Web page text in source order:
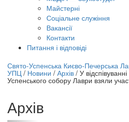
Майстерні
Соціальне служіння
Вакансії
Контакти
Питання і відповіді
трансляція |
12 вересня
трансляції
Свято-Успенська Києво-Печерська
УПЦ / Новини / Архів / У
Успенського собору Лаври взяли
Архів